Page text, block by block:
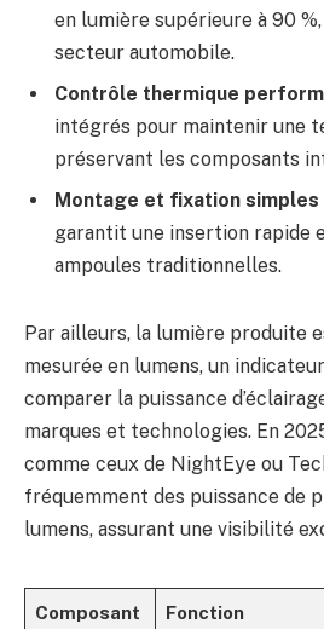
en lumière supérieure à 90
secteur automobile.
Contrôle thermique
intégrés pour maintenir une
préservant les composants
Montage et fixation simples
garantit une insertion rapide
ampoules traditionnelles.
Par ailleurs, la lumière produite
mesurée en lumens, un
comparer la puissance
marques et technologies. En
comme ceux de NightEye ou
fréquemment des puissance de
lumens, assurant une visibilité
Composant Fonction